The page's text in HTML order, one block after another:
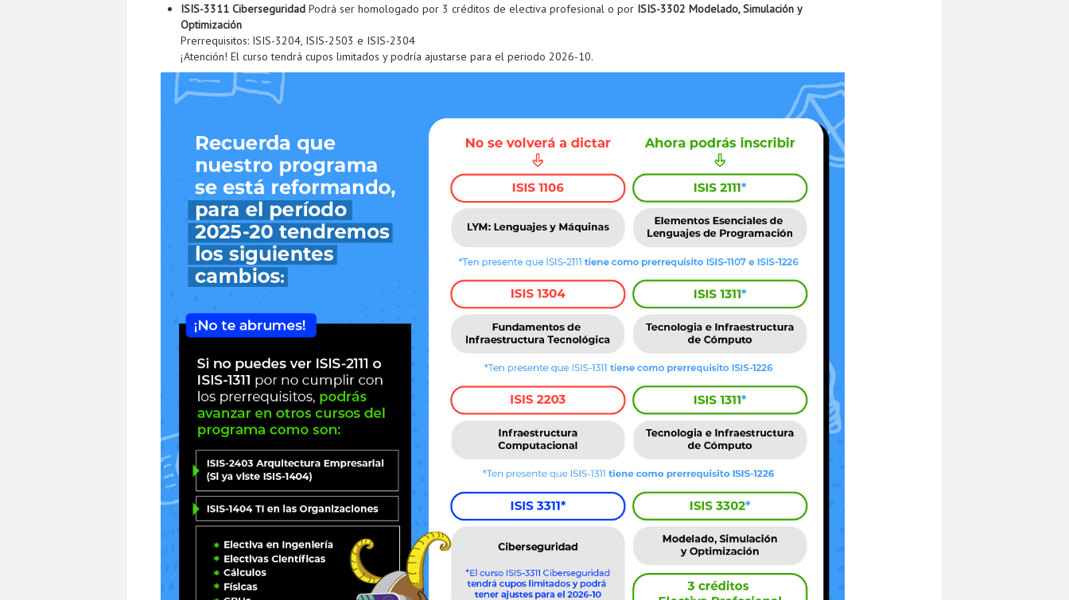
ISIS-3311 Ciberseguridad Podrá ser homologado por 3 créditos de electiva profesional o por ISIS-3302 Modelado, Simulación y
Optimización
Prerrequisitos: ISIS-3204, ISIS-2503 e ISIS-2304
¡Atención! El curso tendrá cupos limitados y podría ajustarse para el periodo 2026-10.